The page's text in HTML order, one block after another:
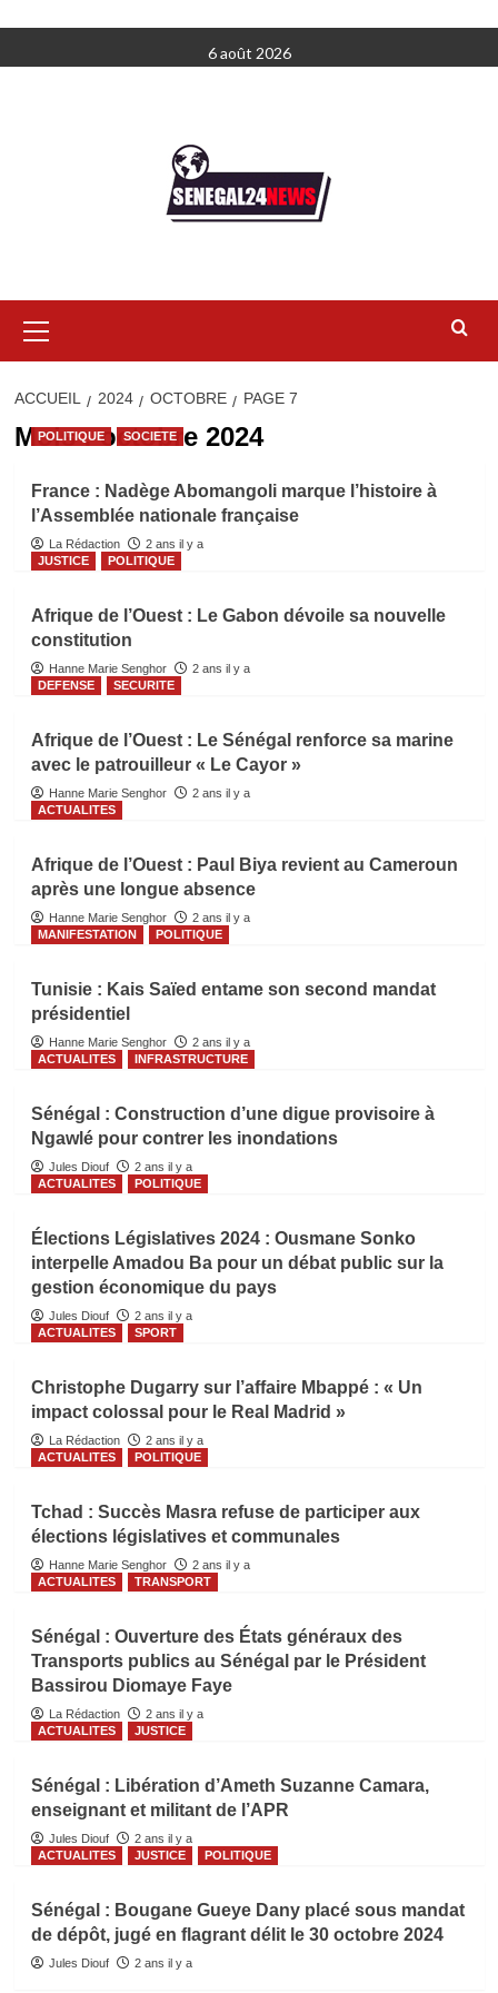
au
6 août 2026
principal
ACCUEIL 2024 OCTOBRE PAGE 7
Mois :octobre 2024
POLITIQUE SOCIETE
France : Nadège Abomangoli marque l’histoire à
l’Assemblée nationale française
La Rédaction
2 ans il y a
JUSTICE
POLITIQUE
Afrique de l’Ouest : Le Gabon dévoile sa nouvelle
constitution
Hanne Marie Senghor
2 ans il y a
DEFENSE
SECURITE
Afrique de l’Ouest : Le Sénégal renforce sa marine
avec le patrouilleur « Le Cayor »
Hanne Marie Senghor
2 ans il y a
ACTUALITES
Afrique de l’Ouest : Paul Biya revient au Cameroun
après une longue absence
Hanne Marie Senghor
2 ans il y a
MANIFESTATION
POLITIQUE
Tunisie : Kais Saïed entame son second mandat
présidentiel
Hanne Marie Senghor
2 ans il y a
ACTUALITES
INFRASTRUCTURE
Sénégal : Construction d’une digue provisoire à
Ngawlé pour contrer les inondations
Jules Diouf
2 ans il y a
ACTUALITES
POLITIQUE
Élections Législatives 2024 : Ousmane Sonko
interpelle Amadou Ba pour un débat public sur la
gestion économique du pays
Jules Diouf
2 ans il y a
ACTUALITES
SPORT
Christophe Dugarry sur l’affaire Mbappé : « Un
impact colossal pour le Real Madrid »
La Rédaction
2 ans il y a
ACTUALITES
POLITIQUE
Tchad : Succès Masra refuse de participer aux
élections législatives et communales
Hanne Marie Senghor
2 ans il y a
ACTUALITES
TRANSPORT
Sénégal : Ouverture des États généraux des
Transports publics au Sénégal par le Président
Bassirou Diomaye Faye
La Rédaction
2 ans il y a
ACTUALITES
JUSTICE
Sénégal : Libération d’Ameth Suzanne Camara,
enseignant et militant de l’APR
Jules Diouf
2 ans il y a
ACTUALITES
JUSTICE POLITIQUE
Sénégal : Bougane Gueye Dany placé sous mandat
de dépôt, jugé en flagrant délit le 30 octobre 2024
Jules Diouf 2 ans il y a